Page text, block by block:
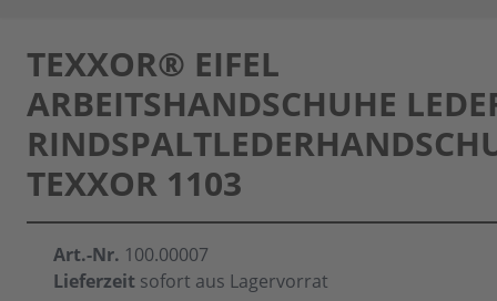
TEXXOR® EIFEL
ARBEITSHANDSCHUHE
TEXXOR 1103
Art.-Nr. 100.00007
Lieferzeit sofort aus Lagervorrat